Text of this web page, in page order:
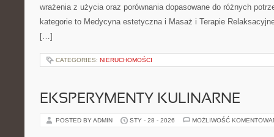
wrażenia z użycia oraz porównania dopasowane do różnych
kategorie to Medycyna estetyczna i Masaż i Terapie
[…]
CATEGORIES: NIERUCHOMOŚCI
EKSPERYMENTY KULINARNE
POSTED BY ADMIN STY - 28 - 2026 MOŻLIWOŚĆ